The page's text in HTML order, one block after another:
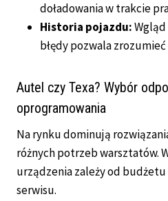
doładowania w trakcie
Historia pojazdu:Wgląd
błędy pozwala
Autel czy Texa? Wybór
oprogramowania
Na rynku dominują
różnych potrzeb warsztatów.
urządzenia zależy od
serwisu.